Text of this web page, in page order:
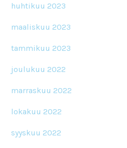
huhtikuu 2023
maaliskuu 2023
tammikuu 2023
joulukuu 2022
marraskuu 2022
lokakuu 2022
syyskuu 2022